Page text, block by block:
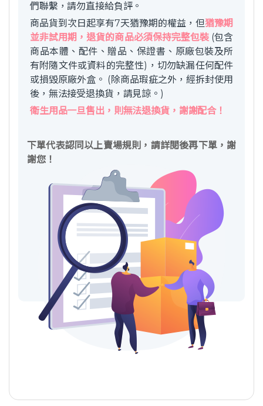
們聯繫，請勿直接給負評。
商品貨到次日起享有7天猶豫期的權益，但猶豫期
並非試用期，退貨的商品必須保持完整包裝(包含
商品本體、配件、贈品、保證書、原廠包裝及所
有附隨文件或資料的完整性)，切勿缺漏任何配件
或損毀原廠外盒。 (除商品瑕疵之外，經拆封使用
後，無法接受退換貨，請見諒。)
衛生用品一旦售出，則無法退換貨，謝謝配合！
下單代表認同以上賣場規則，請詳閱後再下單，謝
謝您！